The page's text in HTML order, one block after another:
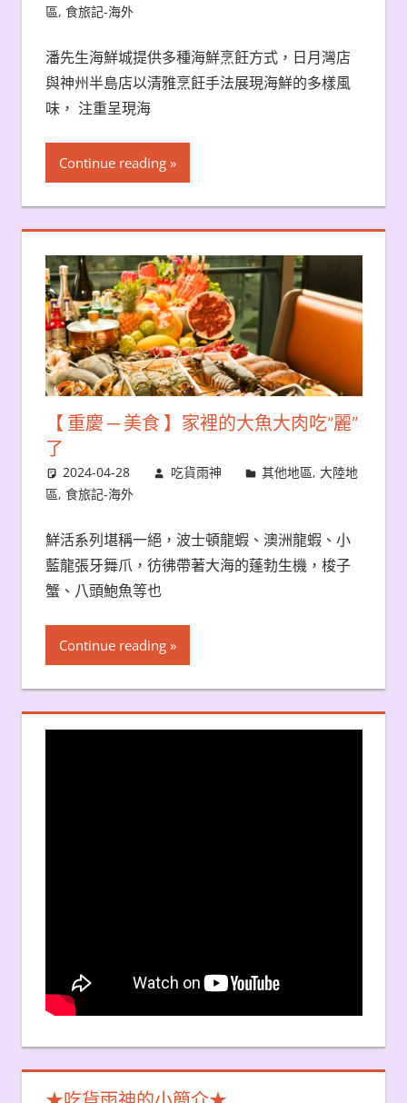
區, 食旅記-海外
潘先生海鮮城提供多種海鮮烹飪方式，日月灣店
與神州半島店以清雅烹飪手法展現海鮮的多樣風
味， 注重呈現海
Continue reading
【 重慶 ─ 美食 】家裡的大魚大肉吃“麗”
了
2024-04-28 吃貨雨神 其他地區,大陸地
區, 食旅記-海外
鮮活系列堪稱一絕，波士頓龍蝦、澳洲龍蝦、小
藍龍張牙舞爪，彷彿帶著大海的蓬勃生機，梭子
蟹、八頭鮑魚等也
Continue reading